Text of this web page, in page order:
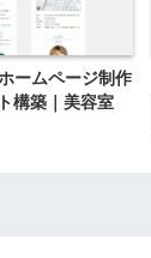
ームページ制作
構築｜美容室